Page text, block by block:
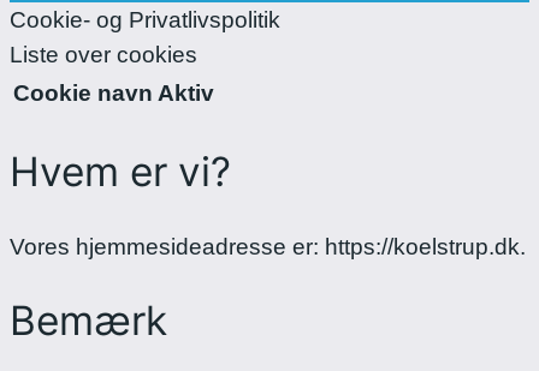
Cookie- og Privatlivspolitik
Liste over cookies
Cookie navn Aktiv
Hvem er vi?
Vores hjemmesideadresse er: https://koelstrup.dk.
Bemærk